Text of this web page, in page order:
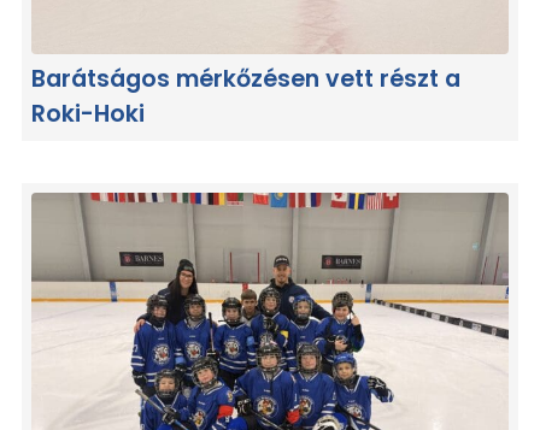
Barátságos mérkőzésen vett részt a
Roki-Hoki